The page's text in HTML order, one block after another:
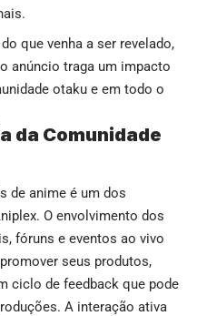
que venha a ser revelado,
anúncio traga um impacto
otaku e em todo o
da Comunidade
de anime é um dos
O envolvimento dos
fóruns e eventos ao vivo
seus produtos,
ciclo de feedback que pode
A interação ativa